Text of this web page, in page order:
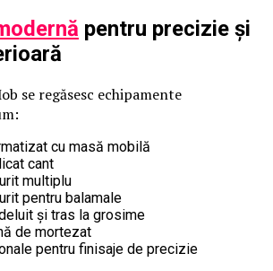
pentru precizie și
se regăsesc echipamente
cu masă mobilă
cant
multiplu
pentru balamale
și tras la grosime
de mortezat
pentru finisaje de precizie